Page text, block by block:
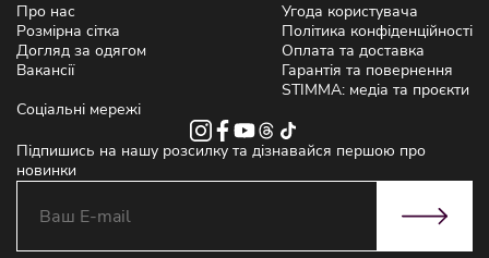
Про нас
Розмірна сітка
Догляд за одягом
Вакансії
Угода користувача
Політика конфіденційності
Оплата та доставка
Гарантія та повернення
STIMMA: медіа та проєкти
Соціальні мережі
Підпишись на нашу розсилку та дізнавайся першою про
новинки